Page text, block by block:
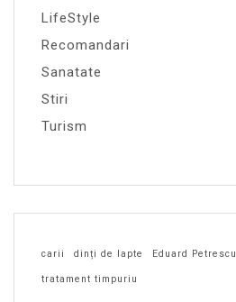
LifeStyle
Recomandari
Sanatate
Stiri
Turism
carii dinți de lapte Eduard Petrescu
tratament timpuriu